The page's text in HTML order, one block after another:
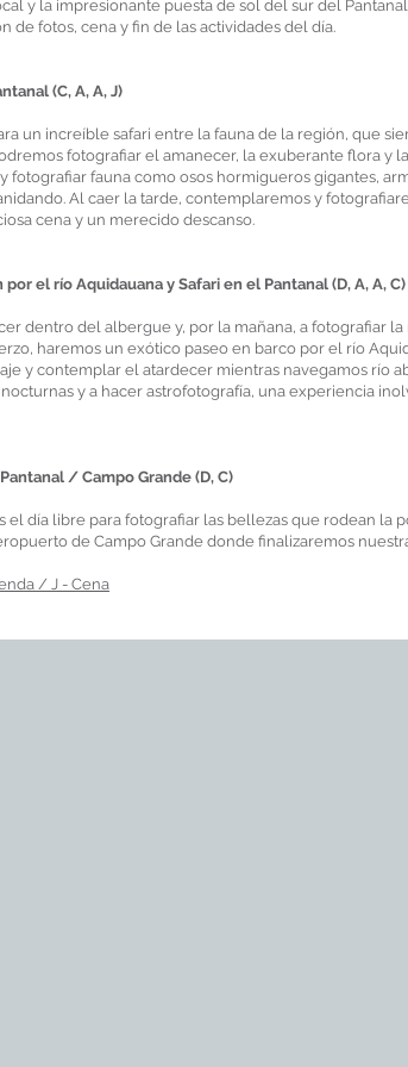
y la impresionante puesta de sol del sur del
de fotos, cena y fin de las actividades del día.
(C, A, A, J)
un increíble safari entre la fauna de la región, que
fotografiar el amanecer, la exuberante flora y
fotografiar fauna como osos hormigueros gigantes,
Al caer la tarde, contemplaremos y
cena y un merecido descanso.
el río Aquidauana y Safari en el Pantanal (D, A, A, C)
dentro del albergue y, por la mañana, a fotografiar
haremos un exótico paseo en barco por el río
y contemplar el atardecer mientras navegamos río
y a hacer astrofotografía, una experiencia
/ Campo Grande (D, C)
día libre para fotografiar las bellezas que rodean la
de Campo Grande donde finalizaremos
/ J - Cena